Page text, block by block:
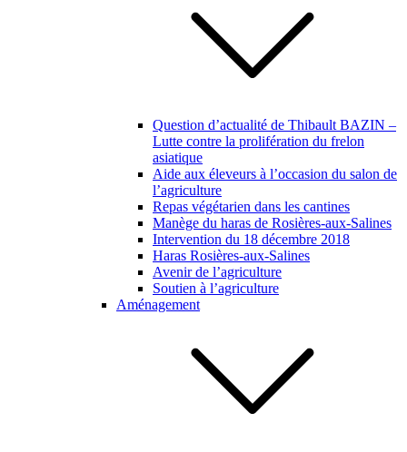
Question d’actualité de Thibault BAZIN –
Lutte contre la prolifération du frelon
asiatique
Aide aux éleveurs à l’occasion du salon de
l’agriculture
Repas végétarien dans les cantines
Manège du haras de Rosières-aux-Salines
Intervention du 18 décembre 2018
Haras Rosières-aux-Salines
Avenir de l’agriculture
Soutien à l’agriculture
Aménagement